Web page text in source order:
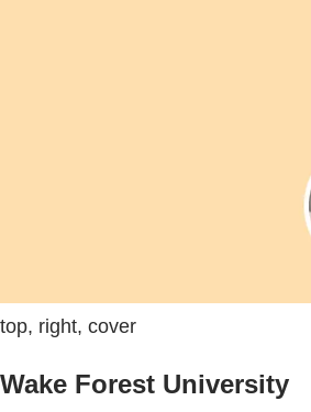
top, right, cover
Wake Forest University